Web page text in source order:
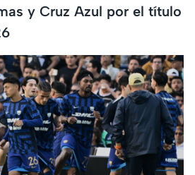
y Cruz Azul por el título